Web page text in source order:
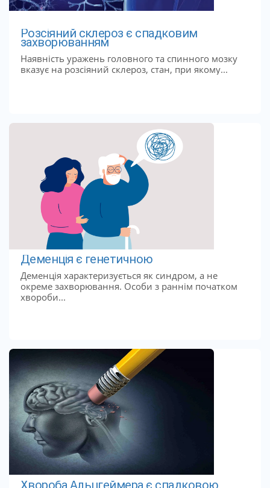
Розсіяний склероз є спадковим
захворюванням
Наявність уражень головного та спинного мозку
вказує на розсіяний склероз, стан, при якому...
Деменція є генетичною
Деменція характеризується як синдром, а не
окреме захворювання. Особи з раннім початком
хвороби...
Хвороба Альцгеймера є спадковою